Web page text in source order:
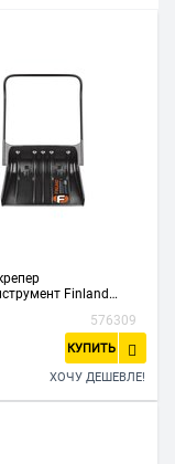
Finland
снега с
576309
КУПИТЬ
ХОЧУ ДЕШЕВЛЕ!